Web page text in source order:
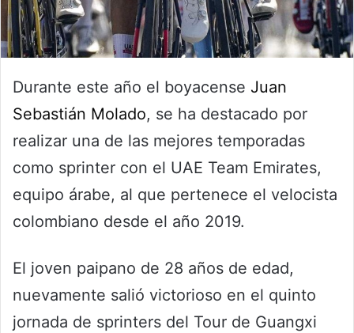
Durante este año el boyacense Juan
Sebastián Molado, se ha destacado por
realizar una de las mejores temporadas
como sprinter con el UAE Team Emirates,
equipo árabe, al que pertenece el velocista
colombiano desde el año 2019.
El joven paipano de 28 años de edad,
nuevamente salió victorioso en el quinto
jornada de sprinters del Tour de Guangxi